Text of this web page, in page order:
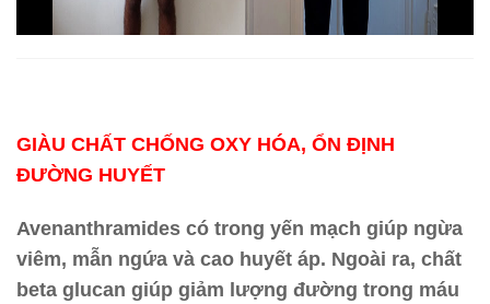
GIÀU CHẤT CHỐNG OXY HÓA, ỔN ĐỊNH
ĐƯỜNG HUYẾT
Avenanthramides có trong yến mạch giúp ngừa
viêm, mẫn ngứa và cao huyết áp. Ngoài ra, chất
beta glucan giúp giảm lượng đường trong máu